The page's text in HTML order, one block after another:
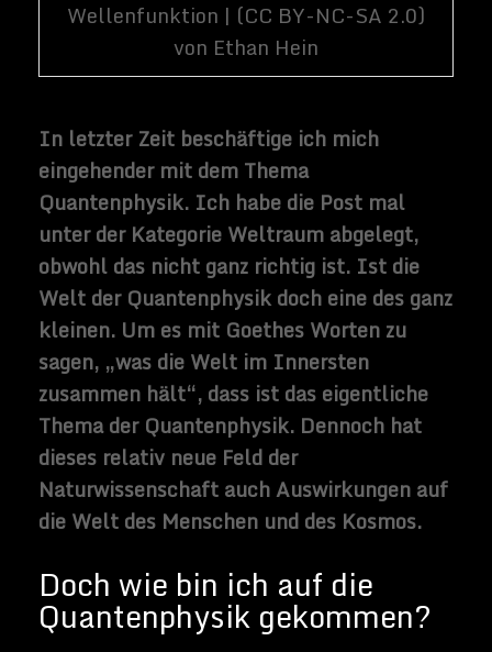
Wer des Nachts nicht einschlafen kann hat
vielleicht als Einschlafhilfe den TV oder
ein Hörspiel an, um besser einschlafen zu
können. Ich lasse zum Einschlafen mir ein
versuche dann dabei einzuschlafen.
Vorzugsweise wähle ich mir eine deutsche
Dokumentation aus, die man reichlich auf
Youtube findet. Eines Nachts bin ich auf
das Thema Quantenphysik gestoßen.
Dieses Thema hat mich trotz meiner
Müdigkeit gefesselt, weil die
Abhandlungen der Wissenschaftler zu
fantastisch klingen, um wahr zu sein.
Besonders die Videointerviews mit
Hans-Peter Dürr, ehemaliger Direktor der
Max-Planck Institutsfür Physik, haben es
mir angetan.
Seine Abhandlungen über die